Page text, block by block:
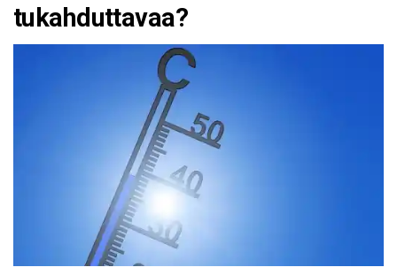
tukahduttavaa?